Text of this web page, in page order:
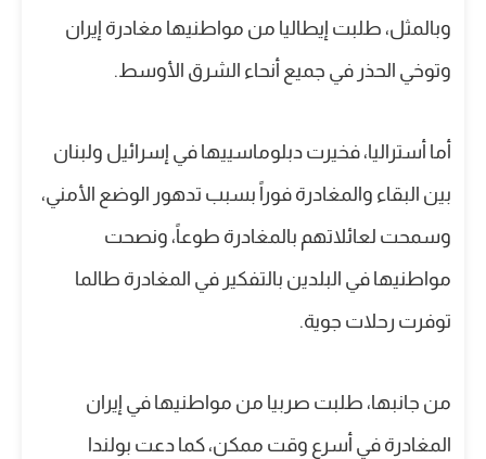
وبالمثل، طلبت إيطاليا من مواطنيها مغادرة إيران
وتوخي الحذر في جميع أنحاء الشرق الأوسط.
أما أستراليا، فخيرت دبلوماسييها في إسرائيل ولبنان
بين البقاء والمغادرة فوراً بسبب تدهور الوضع الأمني،
وسمحت لعائلاتهم بالمغادرة طوعاً، ونصحت
مواطنيها في البلدين بالتفكير في المغادرة طالما
توفرت رحلات جوية.
من جانبها، طلبت صربيا من مواطنيها في إيران
المغادرة في أسرع وقت ممكن، كما دعت بولندا